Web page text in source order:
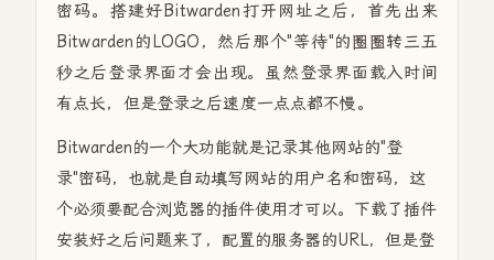
密码。搭建好Bitwarden打开网址之后，首先出来
Bitwarden的LOGO，然后那个"等待"的圈圈转三五
秒之后登录界面才会出现。虽然登录界面载入时间
有点长，但是登录之后速度一点点都不慢。
Bitwarden的一个大功能就是记录其他网站的"登
录"密码，也就是自动填写网站的用户名和密码，这
个必须要配合浏览器的插件使用才可以。下载了插件
安装好之后问题来了，配置的服务器的URL，但是登